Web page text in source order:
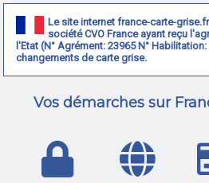
Le site internet france-carte-
société CVO France ayant reçu
l'Etat (N° Agrément: 23965 N°
changements de carte grise.
Vos démarches sur